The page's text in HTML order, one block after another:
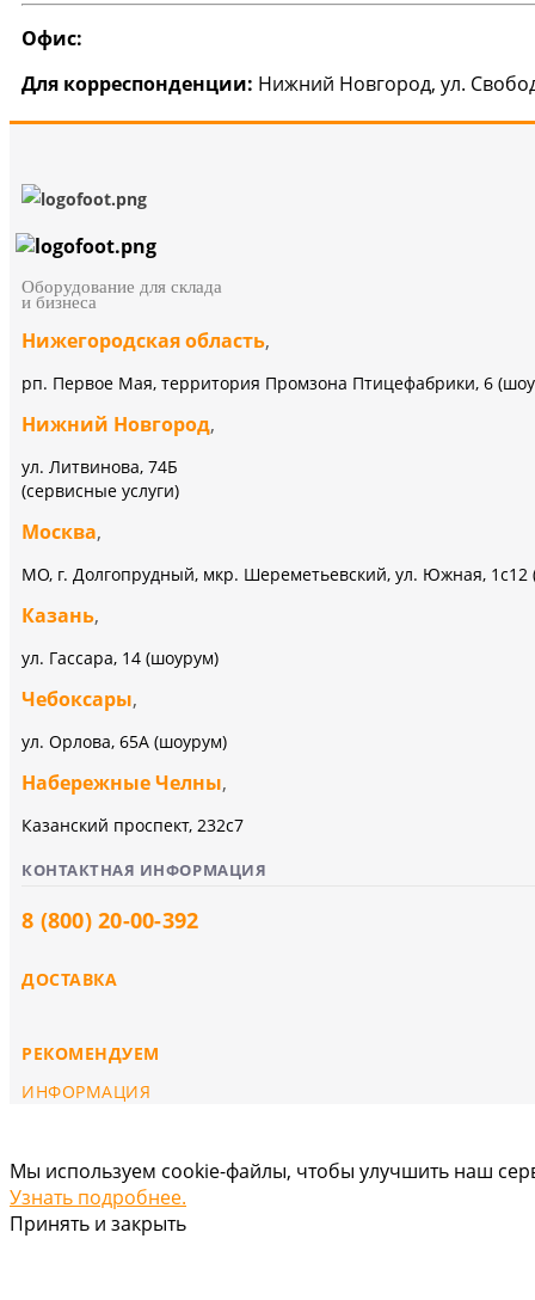
Офис:
Для корреспонденции: Нижний Новгород, ул.
Оборудование для склада
и бизнеса
Нижегородская область,
рп. Первое Мая, территория Промзона Птицефабрики, 6
Нижний Новгород,
ул. Литвинова, 74Б
(сервисные услуги)
Москва,
МО, г. Долгопрудный, мкр. Шереметьевский, ул. Южная, 1с12
Казань,
ул. Гассара, 14 (шоурум)
Чебоксары,
ул. Орлова, 65А (шоурум)
Набережные Челны,
Казанский проспект, 232c7
КОНТАКТНАЯ ИНФОРМАЦИЯ
8 (800) 20-00-392
ДОСТАВКА
РЕКОМЕНДУЕМ
ИНФОРМАЦИЯ
Мы используем cookie-файлы, чтобы улучшить наш
Узнать подробнее.
Принять и закрыть